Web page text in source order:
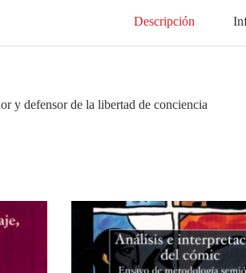
Descripción
y defensor de la libertad de conciencia